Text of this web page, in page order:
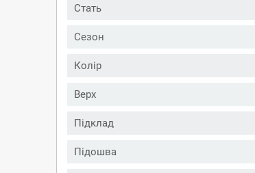
Стать
Сезон
Колір
Верх
Підклад
Підошва